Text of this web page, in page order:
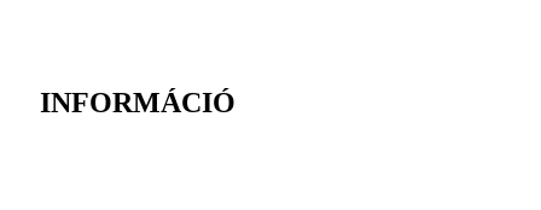
INFORMÁCIÓ